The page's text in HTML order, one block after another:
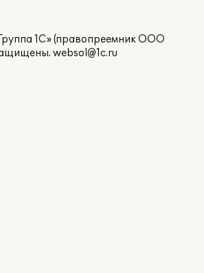
1С» (правопреемник ООО
websol@1c.ru